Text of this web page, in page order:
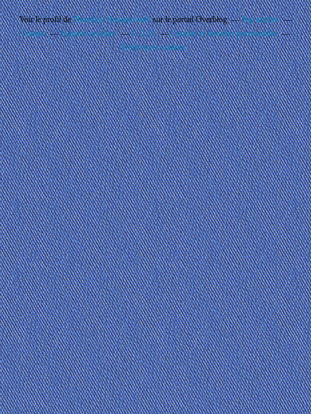
Voir le profil dePhouthay Nontanovanhsur le portail Overblog
Top articles
Contact
Signaler un abus C.G.U.
Cookies et données personnelles
Préférences cookies